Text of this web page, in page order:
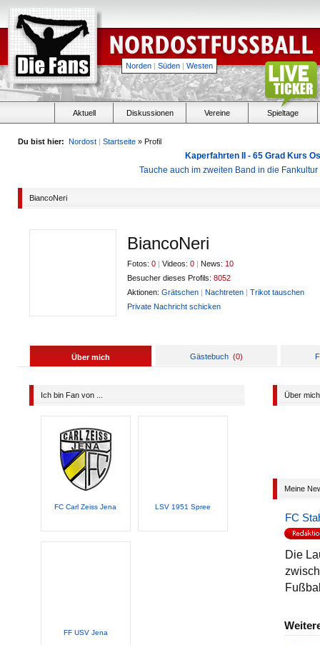
Norden | Süden | Westen
Aktuell Diskussionen Vereine Spieltage
Du bist hier: Nordost | Startseite » Profil
Kaperfahrten II - 65 Grad Kurs
Tauche auch im zweiten Band in die
BiancoNeri
BiancoNeri
Fotos: 0 | Videos: 0 | News: 10
Besucher dieses Profils: 8052
Aktionen: Grätschen | Nachtreten | Trikot tauschen
Private Nachricht schicken
Über mich Gästebuch (0)
Ich bin Fan von ...
FC Carl Zeiss Jena LSV 1951 Spree
FF USV Jena
Über mich
Meine
FC
Die